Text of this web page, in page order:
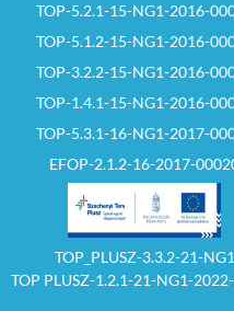
TOP-5.2.1-15-NG1-2016-
TOP-5.1.2-15-NG1-2016-
TOP-3.2.2-15-NG1-2016-
TOP-1.4.1-15-NG1-2016-
TOP-5.3.1-16-NG1-2017-
EFOP-2.1.2-16-2017-
TOP_PLUSZ-3.3.2-21-NG1
TOP PLUSZ-1.2.1-21-NG1-